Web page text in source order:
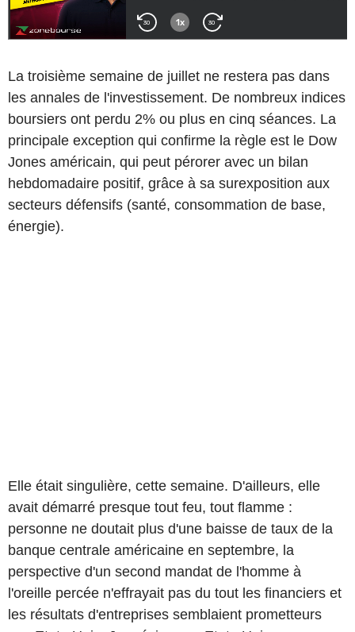
La troisième semaine de juillet ne restera pas dans
les annales de l'investissement. De nombreux indices
boursiers ont perdu 2% ou plus en cinq séances. La
principale exception qui confirme la règle est le Dow
Jones américain, qui peut pérorer avec un bilan
hebdomadaire positif, grâce à sa surexposition aux
secteurs défensifs (santé, consommation de base,
énergie).
Elle était singulière, cette semaine. D'ailleurs, elle
avait démarré presque tout feu, tout flamme :
personne ne doutait plus d'une baisse de taux de la
banque centrale américaine en septembre, la
perspective d'un second mandat de l'homme à
l'oreille percée n'effrayait pas du tout les financiers et
les résultats d'entreprises semblaient prometteurs